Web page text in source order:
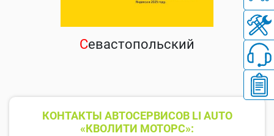
Севастопольский
КОНТАКТЫ АВТОСЕРВИСОВ LI AUTO
«КВОЛИТИ МОТОРС»: